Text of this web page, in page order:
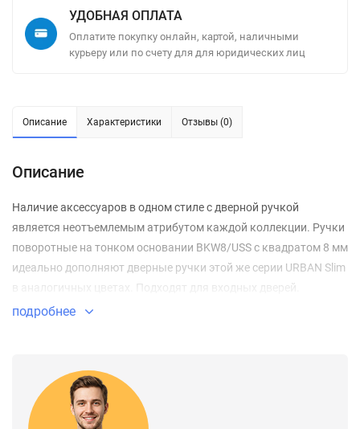
УДОБНАЯ ОПЛАТА
Оплатите покупку онлайн, картой, наличными
курьеру или по счету для для юридических лиц
Описание Характеристики Отзывы (0)
Описание
Наличие аксессуаров в одном стиле с дверной ручкой
является неотъемлемым атрибутом каждой коллекции. Ручки
поворотные на тонком основании BKW8/USS с квадратом 8 мм
идеально дополняют дверные ручки этой же серии URBAN Slim
в аналогичных цветах. Подходят для входных дверей.
подробнее